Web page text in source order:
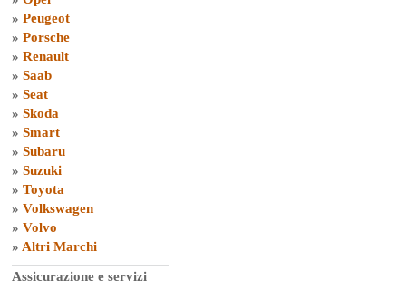
» Peugeot
» Porsche
» Renault
» Saab
» Seat
» Skoda
» Smart
» Subaru
» Suzuki
» Toyota
» Volkswagen
» Volvo
» Altri Marchi
Assicurazione e servizi